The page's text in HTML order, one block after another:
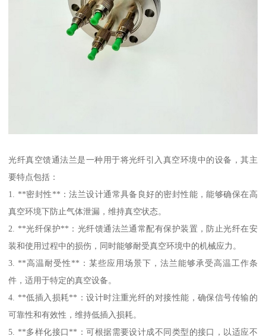
光纤真空馈通法兰是一种用于将光纤引入真空环境中的设备，其主
要特点包括：
1. **密封性**：法兰设计通常具备良好的密封性能，能够确保在高
真空环境下防止气体泄漏，维持真空状态。
2. **光纤保护**：光纤馈通法兰通常配有保护装置，防止光纤在安
装和使用过程中的损伤，同时能够耐受真空环境中的机械应力。
3. **高温耐受性**：某些应用场景下，法兰能够承受高温工作条
件，适用于特定的真空设备。
4. **低插入损耗**：设计时注重光纤的对接性能，确保信号传输的
可靠性和有效性，维持低插入损耗。
5. **多样化接口**：可根据需要设计成不同类型的接口，以适应不